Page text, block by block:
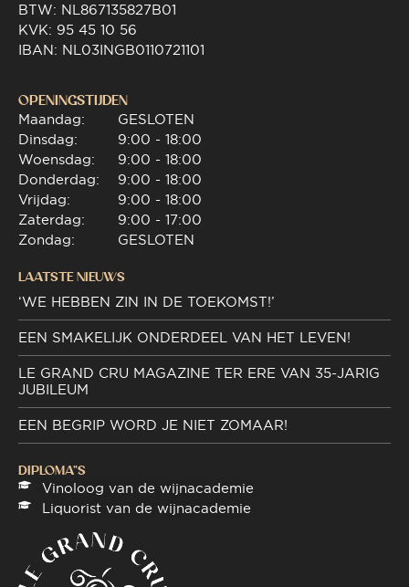
BTW: NL867135827B01
KVK: 95 45 10 56
IBAN: NL03INGB0110721101
OPENINGSTIJDEN
Maandag:
Dinsdag:
Woensdag:
Donderdag:
Vrijdag:
Zaterdag:
Zondag:
GESLOTEN
9:00 - 18:00
9:00 - 18:00
9:00 - 18:00
9:00 - 18:00
9:00 - 17:00
GESLOTEN
LAATSTE NIEUWS
‘WE HEBBEN ZIN IN DE TOEKOMST!’
EEN SMAKELIJK ONDERDEEL VAN HET LEVEN!
LE GRAND CRU MAGAZINE TER ERE VAN 35-JARIG
JUBILEUM
EEN BEGRIP WORD JE NIET ZOMAAR!
DIPLOMA"S
Vinoloog van de wijnacademie
Liquorist van de wijnacademie